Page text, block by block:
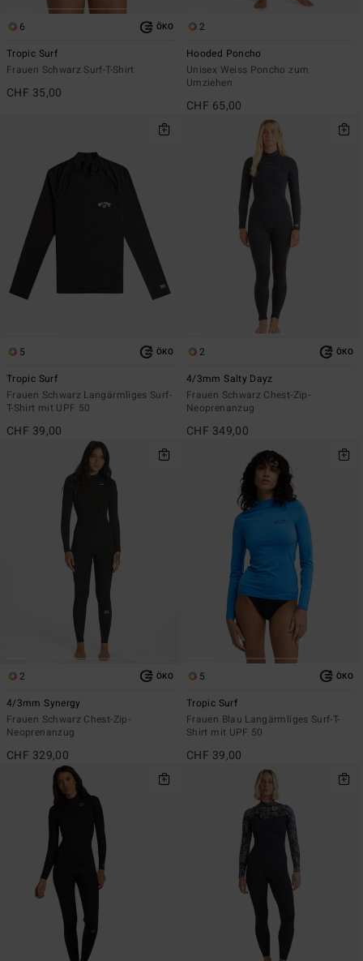
6 ÖKO
Tropic Surf
Frauen Schwarz Surf-T-Shirt
CHF 35,00
2
Hooded Poncho
Unisex Weiss Poncho zum
Umziehen
CHF 65,00
5 ÖKO
Tropic Surf
Frauen Schwarz Langärmliges Surf-
T-Shirt mit UPF 50
CHF 39,00
2 ÖKO
4/3mm Salty Dayz
Frauen Schwarz Chest-Zip-
Neoprenanzug
CHF 349,00
2 ÖKO
4/3mm Synergy
Frauen Schwarz Chest-Zip-
Neoprenanzug
CHF 329,00
5 ÖKO
Tropic Surf
Frauen Blau Langärmliges Surf-T-
Shirt mit UPF 50
CHF 39,00